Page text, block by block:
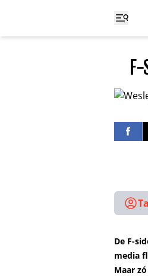
De F-
media
Maar